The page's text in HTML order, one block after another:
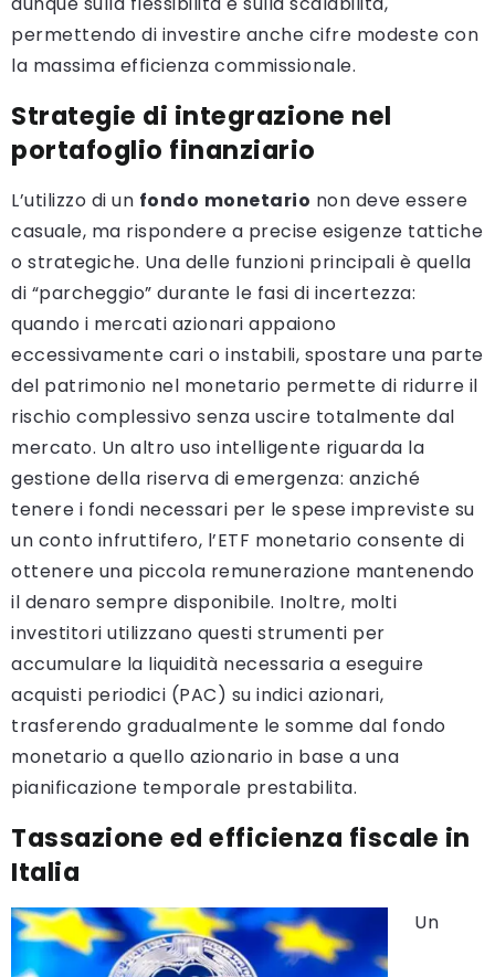
permettendo di investire anche cifre modeste con
la massima efficienza commissionale.
Strategie di integrazione nel
portafoglio finanziario
L’utilizzo di un fondo monetario non deve essere
casuale, ma rispondere a precise esigenze tattiche
o strategiche. Una delle funzioni principali è quella
di “parcheggio” durante le fasi di incertezza:
quando i mercati azionari appaiono
eccessivamente cari o instabili, spostare una parte
del patrimonio nel monetario permette di ridurre il
rischio complessivo senza uscire totalmente dal
mercato. Un altro uso intelligente riguarda la
gestione della riserva di emergenza: anziché
tenere i fondi necessari per le spese impreviste su
un conto infruttifero, l’ETF monetario consente di
ottenere una piccola remunerazione mantenendo
il denaro sempre disponibile. Inoltre, molti
investitori utilizzano questi strumenti per
accumulare la liquidità necessaria a eseguire
acquisti periodici (PAC) su indici azionari,
trasferendo gradualmente le somme dal fondo
monetario a quello azionario in base a una
pianificazione temporale prestabilita.
Tassazione ed efficienza fiscale in
Italia
Un